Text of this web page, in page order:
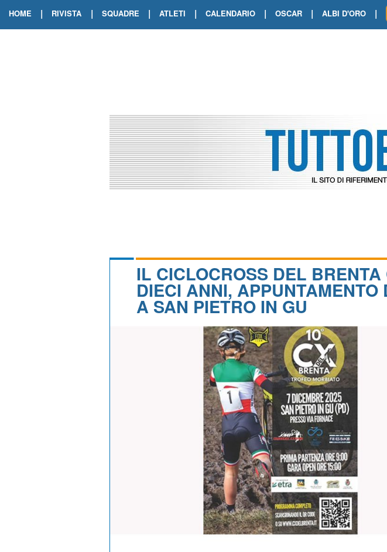
HOME | RIVISTA | SQUADRE | ATLETI | CALENDARIO | OSCAR | ALBI D'ORO |
IL CICLOCROSS DEL BRENTA
DIECI ANNI, APPUNTAMENTO
A SAN PIETRO IN GU
#334